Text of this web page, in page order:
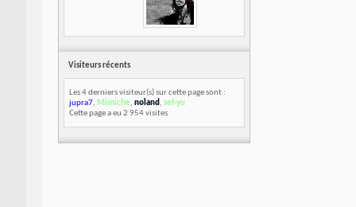
Visiteurs récents
Les 4 derniers visiteur(s) sur cette page sont :
jupra7, Mimiche, noland, sef-yu
Cette page a eu 2 954visites